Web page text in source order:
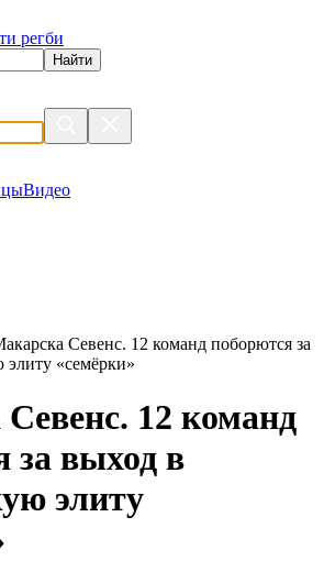
Видео
Севенс. 12 команд поборются за
«семёрки»
12 команд
за выход в
элиту